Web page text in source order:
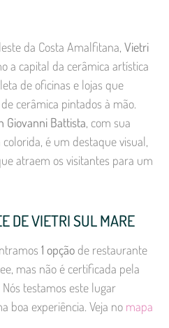
da Costa Amalfitana, Vietri
a capital da cerâmica artística
de oficinas e lojas que
cerâmica pintados à mão.
Giovanni Battista, com sua
é um destaque visual,
atraem os visitantes para um
DE VIETRI SUL MARE
1 opção de restaurante
mas não é certificada pela
Nós testamos este lugar
boa experiência. Veja no mapa